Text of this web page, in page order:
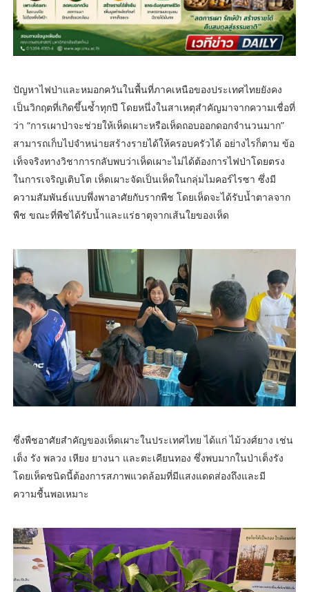
ปัญหาไฟป่าและหมอกควันในพื้นที่ภาคเหนือของประเทศไทยยังคง
เป็นวิกฤตที่เกิดขึ้นซ้ำทุกปี โดยหนึ่งในสาเหตุสำคัญมาจากความเชื่อที่
ว่า “การเผาป่าจะช่วยให้เห็ดเผาะหรือเห็ดถอบออกดอกจำนวนมาก”
สามารถเก็บไปจำหน่ายสร้างรายได้ให้ครอบครัวได้ อย่างไรก็ตาม ข้อ
เท็จจริงทางวิชาการกลับพบว่าเห็ดเผาะไม่ได้ต้องการไฟป่าโดยตรง
ในการเจริญเติบโต เห็ดเผาะจัดเป็นเห็ดในกลุ่มไมคอร์ไรซา ซึ่งมี
ความสัมพันธ์แบบพึ่งพาอาศัยกับรากพืช โดยเห็ดจะได้รับน้ำตาลจาก
พืช ขณะที่พืชได้รับน้ำและแร่ธาตุจากเส้นใยของเห็ด
ซึ่งพืชอาศัยสำคัญของเห็ดเผาะในประเทศไทย ได้แก่ ไม้วงศ์ยาง เช่น
เต็ง รัง พลวง เหียง ยางนา และตะเคียนทอง ซึ่งพบมากในป่าเต็งรัง
โดยเห็ดชนิดนี้ต้องการสภาพแวดล้อมที่มีแสงแดดส่องถึงและมี
ความชื้นพอเหมาะ